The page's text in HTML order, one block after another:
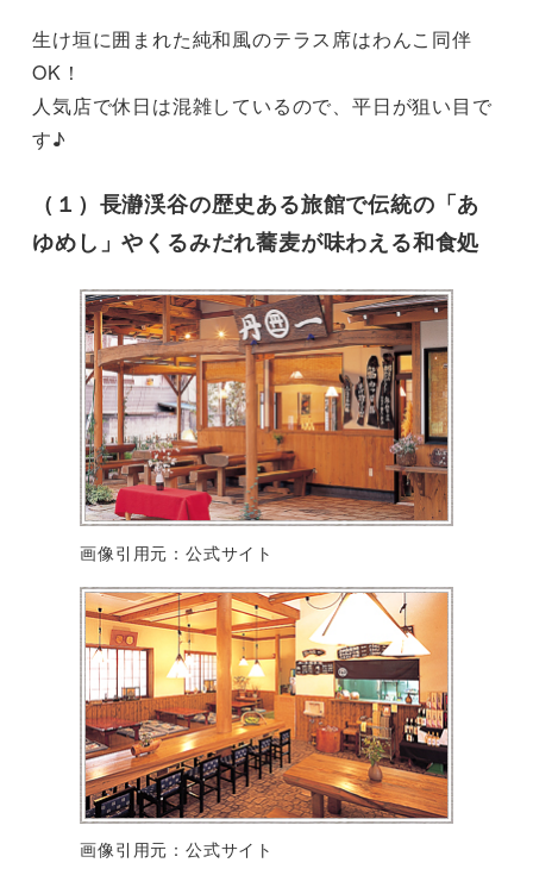
生け垣に囲まれた純和風のテラス席はわんこ同伴
OK！
人気店で休日は混雑しているので、平日が狙い目で
す♪
（１）長瀞渓谷の歴史ある旅館で伝統の「あ
ゆめし」やくるみだれ蕎麦が味わえる和食処
画像引用元：公式サイト
画像引用元：公式サイト